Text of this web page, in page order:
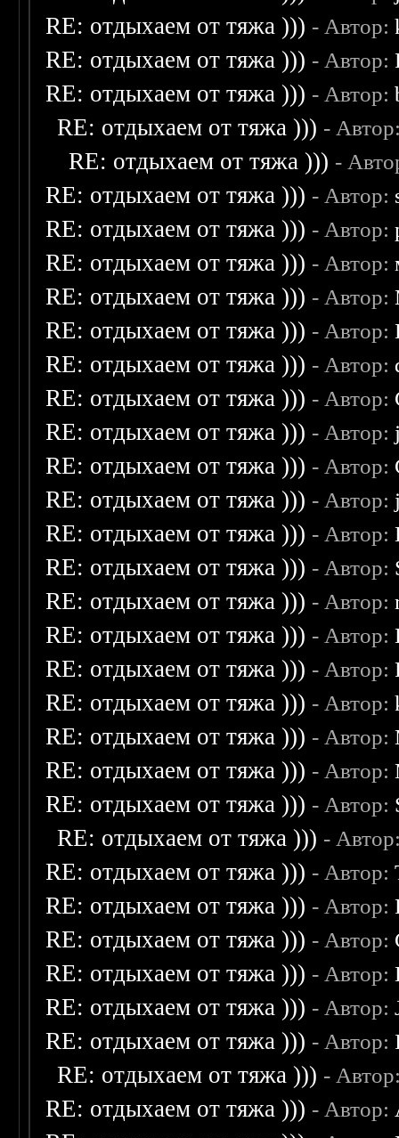
RE: отдыхаем от тяжа ))) - Автор:
RE: отдыхаем от тяжа ))) - Автор:
RE: отдыхаем от тяжа ))) - Автор:
RE: отдыхаем от тяжа ))) -
RE: отдыхаем от тяжа ))) -
RE: отдыхаем от тяжа ))) - Автор:
RE: отдыхаем от тяжа ))) - Автор:
RE: отдыхаем от тяжа ))) - Автор:
RE: отдыхаем от тяжа ))) - Автор:
RE: отдыхаем от тяжа ))) - Автор:
RE: отдыхаем от тяжа ))) - Автор:
RE: отдыхаем от тяжа ))) - Автор:
RE: отдыхаем от тяжа ))) - Автор:
RE: отдыхаем от тяжа ))) - Автор:
RE: отдыхаем от тяжа ))) - Автор:
RE: отдыхаем от тяжа ))) - Автор:
RE: отдыхаем от тяжа ))) - Автор:
RE: отдыхаем от тяжа ))) - Автор:
RE: отдыхаем от тяжа ))) - Автор:
RE: отдыхаем от тяжа ))) - Автор:
RE: отдыхаем от тяжа ))) - Автор:
RE: отдыхаем от тяжа ))) - Автор:
RE: отдыхаем от тяжа ))) - Автор:
RE: отдыхаем от тяжа ))) - Автор:
RE: отдыхаем от тяжа ))) -
RE: отдыхаем от тяжа ))) - Автор:
RE: отдыхаем от тяжа ))) - Автор:
RE: отдыхаем от тяжа ))) - Автор:
RE: отдыхаем от тяжа ))) - Автор:
RE: отдыхаем от тяжа ))) - Автор:
RE: отдыхаем от тяжа ))) - Автор:
RE: отдыхаем от тяжа ))) -
RE: отдыхаем от тяжа ))) - Автор: